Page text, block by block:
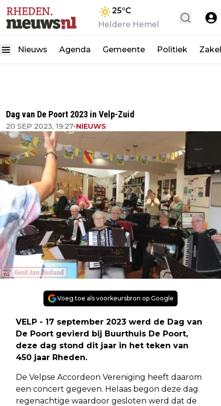
25°C
Heldere Hemel
Nieuws Agenda Gemeente Politiek
Dag van De Poort 2023 in Velp-Zuid
20 SEP 2023, 19:27•NIEUWS
Voeg toe als voorkeursbron op Google
VELP - 17 september 2023 werd de Dag van
De Poort gevierd bij Buurthuis De Poort,
deze dag stond dit jaar in het teken van
450 jaar Rheden.
De Velpse Accordeon Vereniging heeft daarom
een concert gegeven. Helaas begon deze dag
regenachtige waardoor gesloten werd dat de